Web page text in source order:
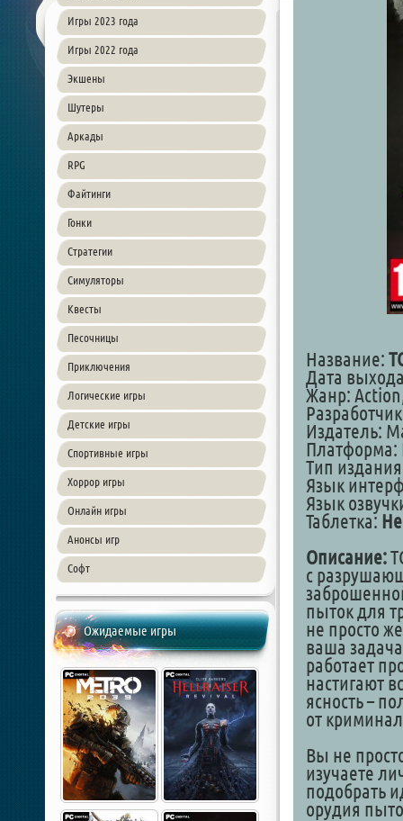
Игры 2023 года
Игры 2022 года
Экшены
Шутеры
Аркады
RPG
Файтинги
Гонки
Стратегии
Симуляторы
Квесты
Песочницы
Приключения
Логические игры
Детские игры
Спортивные игры
Хоррор игры
Онлайн игры
Анонсы игр
Софт
Ожидаемые игры
Название:
Дата
Жанр:
Издатель:
Платформа:
Тип
Язык
Язык
Таблетка:
Описание:
с
пыток для
не просто
ваша
работает
настигают
ясность –
от
Вы не
изучаете
подобрать
орудия